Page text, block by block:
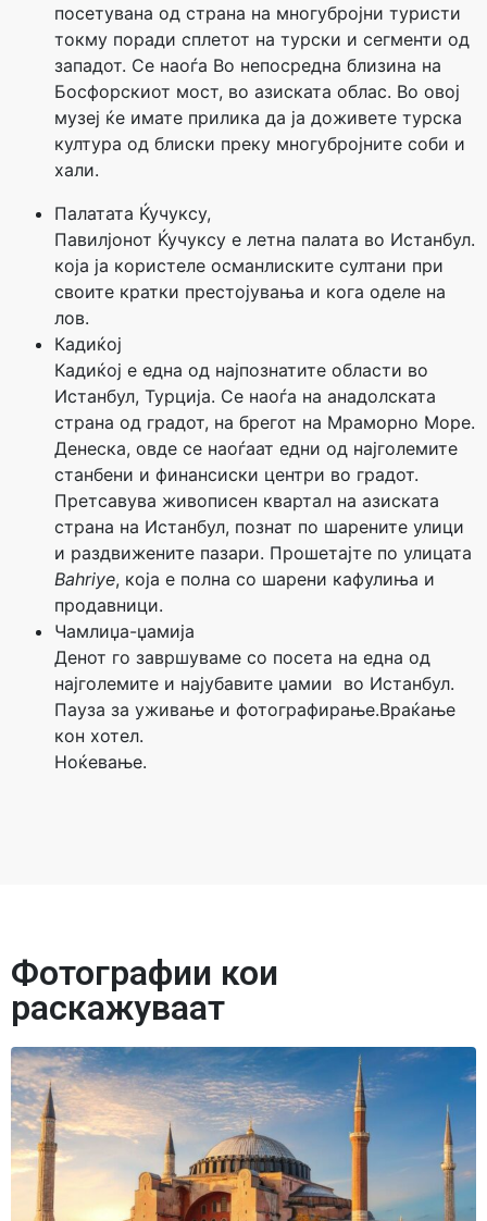
посетувана од страна на многубројни туристи
токму поради сплетот на турски и сегменти од
западот. Се наоѓа Во непосредна близина на
Босфорскиот мост, во азиската облас. Во овој
музеј ќе имате прилика да ја доживете турска
култура од блиски преку многубројните соби и
хали.
Палатата Ќучуксу,
Павилјонот Ќучуксу е летна палата во Истанбул.
која ја користеле османлиските султани при
своите кратки престојувања и кога оделе на
лов.
Кадиќој
Кадиќој е една од најпознатите области во
Истанбул, Турција. Се наоѓа на анадолската
страна од градот, на брегот на Мраморно Море.
Денеска, овде се наоѓаат едни од најголемите
станбени и финансиски центри во градот.
Претсавува живописен квартал на азиската
страна на Истанбул, познат по шарените улици
и раздвижените пазари. Прошетајте по улицата
Bahriye, која е полна со шарени кафулиња и
продавници.
Чамлиџа-џамија
Денот го завршуваме со посета на една од
најголемите и најубавите џамии во Истанбул.
Пауза за уживање и фотографирање.Враќање
кон хотел.
Ноќевање.
Фотографии кои
раскажуваат